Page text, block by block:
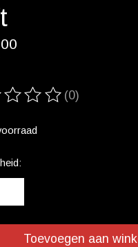
van dit product
(0)
Toevoegen aan